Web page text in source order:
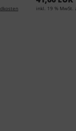
inkl. 19 % MwSt.